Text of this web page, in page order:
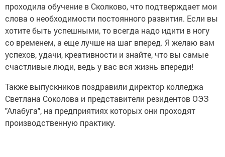
проходила обучение в Сколково, что подтверждает мои
слова о необходимости постоянного развития. Если вы
хотите быть успешными, то всегда надо идити в ногу
со временем, а еще лучше на шаг вперед. Я желаю вам
успехов, удачи, креативности и знайте, что вы самые
счастливые люди, ведь у вас вся жизнь впереди!
Также выпускников поздравили директор колледжа
Светлана Соколова и представители резидентов ОЭЗ
"Алабуга", на предприятиях которых они проходят
производственную практику.